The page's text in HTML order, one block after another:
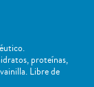
proteínas,
Libre de